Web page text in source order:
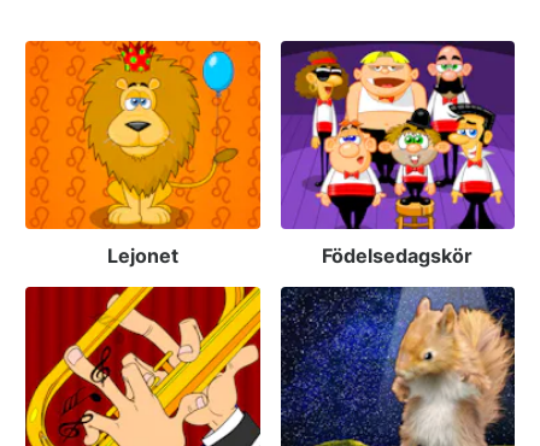
Lejonet Födelsedagskör